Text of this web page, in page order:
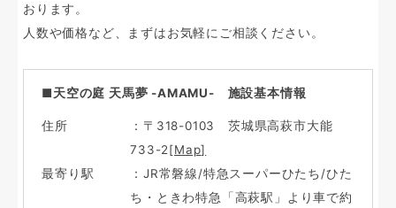
おります。
人数や価格など、まずはお気軽にご相談ください。
■天空の庭 天馬夢 -AMAMU- 施設基本情報
住所
：〒318-0103 茨城県高萩市大能
733-2[Map]
最寄り駅
：JR常磐線/特急スーパーひたち/ひた
ち・ときわ特急「高萩駅」より車で約